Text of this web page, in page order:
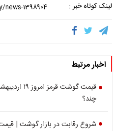
لینک کوتاه خبر :
اخبار مرتبط
قیمت گوشت
چند؟
شروع رقابت در بازار گوشت |